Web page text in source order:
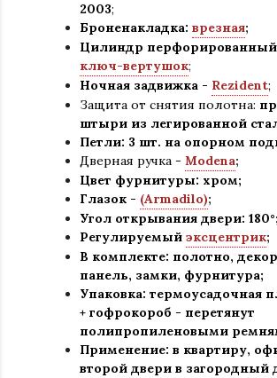
2003;
Броненакладка: врезная;
Цилиндр перфорированный
ключ-вертушок;
Ночная задвижка - Rezident;
Защита от снятия полотна:
штыри из легированной
Петли: 3 шт. на опорном
Дверная ручка - Modena;
Цвет фурнитуры: хром;
Глазок - (Armadilo);
Угол открывания двери: 180°;
Регулируемый эксцентрик;
В комплекте: полотно,
панель, замки, фурнитура;
Упаковка: термоусадочная
+ гофрокороб - перетянут
полипропиленовыми
Применение: в квартиру,
второй двери в загородный